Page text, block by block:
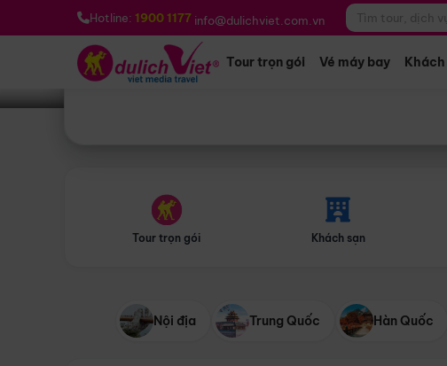
Hotline: 1900 1177 info@dulichviet.com.vn
Tour trọn gói Vé máy bay
Bạn muốn đi đâu? *
Tour trọn gói Khách sạn
Nội địa Trung Quốc Hàn Quốc